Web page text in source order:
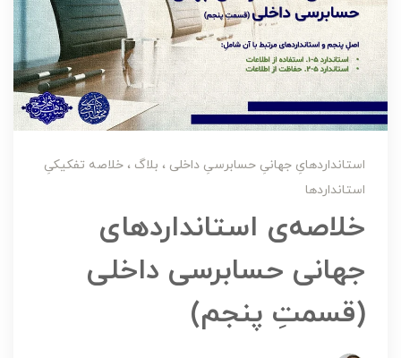
استانداردهایِ جهانیِ حسابرسیِ داخلی بلاگ
خلاصه تفکیکیِ
استانداردها
خلاصه‌ی استانداردهای
جهانی حسابرسی داخلی
(قسمتِ پنجم)